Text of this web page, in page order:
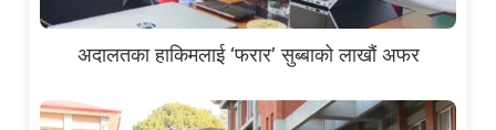
अदालतका हाकिमलाई ‘फरार’ सुब्बाको लाखौं अफर